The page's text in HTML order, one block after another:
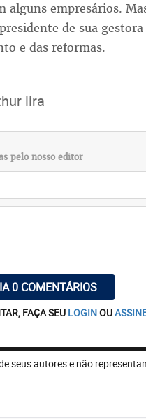
alguns empresários.
de sua
e das reformas.
lira
pelo nosso editor
0 COMENTÁRIOS
FAÇA SEU LOGINOU
seus autores e não